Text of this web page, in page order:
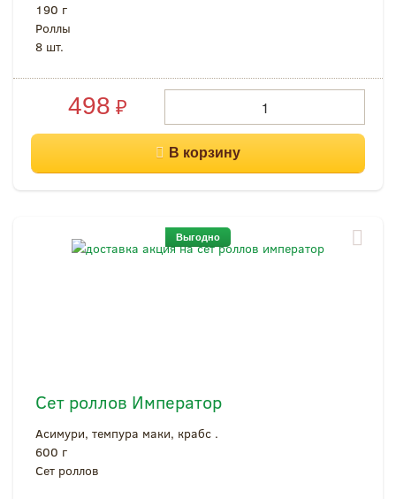
190 г
Роллы
8 шт.
498 ₽
Сет роллов Император
Асимури, темпура маки, крабс .
600 г
Сет роллов
Выгодно